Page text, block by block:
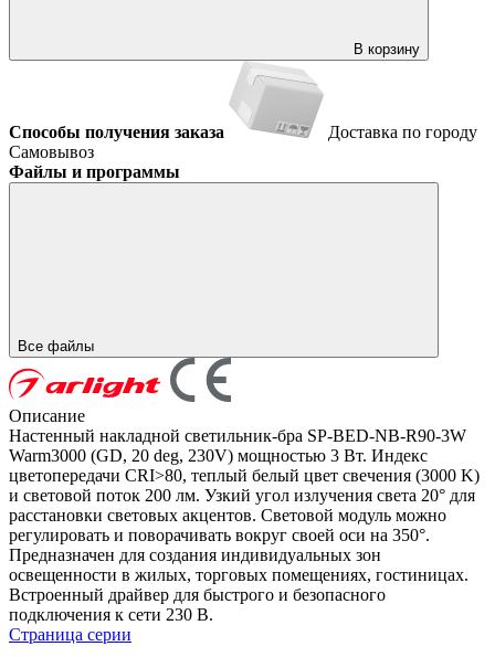
В корзину
Способы получения заказа
Доставка по городу
Самовывоз
Файлы и программы
Все файлы
Описание
Настенный накладной светильник-бра SP-BED-NB-R90-3W
Warm3000 (GD, 20 deg, 230V) мощностью 3 Вт. Индекс
цветопередачи CRI>80, теплый белый цвет свечения (3000 K)
и световой поток 200 лм. Узкий угол излучения света 20° для
расстановки световых акцентов. Световой модуль можно
регулировать и поворачивать вокруг своей оси на 350°.
Предназначен для создания индивидуальных зон
освещенности в жилых, торговых помещениях, гостиницах.
Встроенный драйвер для быстрого и безопасного
подключения к сети 230 В.
Страница серии